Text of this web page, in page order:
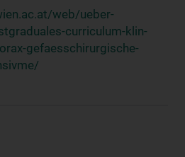
web/ueber-
curriculum-klin-
gefaesschirurgische-